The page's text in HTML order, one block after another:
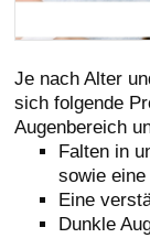
Je nach Alter
sich folgende
Augenbereich
Falten in
sowie
Eine
Dunkle